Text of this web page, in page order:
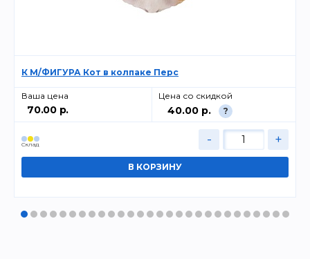
К М/ФИГУРА Кот в колпаке Перс
Ваша цена
70.00 р.
Цена со скидкой
40.00 р. ?
Cклад - +